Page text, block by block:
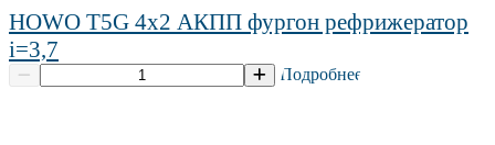
HOWO T5G 4х2 АКПП фургон рефрижератор
i=3,7
Подробнее